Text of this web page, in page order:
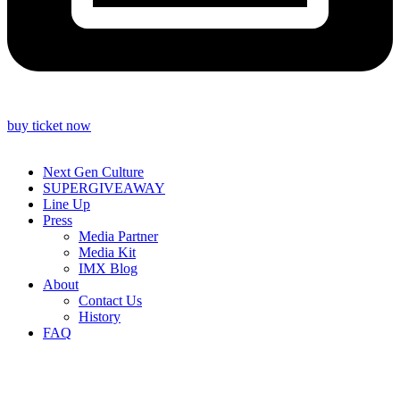
buy ticket now
Next Gen Culture
SUPERGIVEAWAY
Line Up
Press
Media Partner
Media Kit
IMX Blog
About
Contact Us
History
FAQ